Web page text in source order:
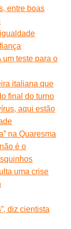
entre boas
um teste para o
italiana que
final do turno
aqui estão
na Quaresma
é o
uma crise
diz cientista